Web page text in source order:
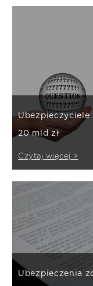
Ubezpieczyciele
20 mld zł
Czytaj więcej >
Ubezpieczenia